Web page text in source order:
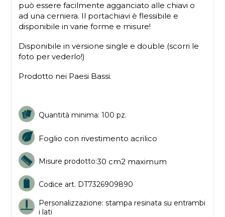
può essere facilmente agganciato alle chiavi o
ad una cerniera. Il portachiavi è flessibile e
disponibile in varie forme e misure!
Disponibile in versione single e double (scorri le
foto per vederlo!)
Prodotto nei Paesi Bassi.
Quantità minima: 100 pz.
Foglio con rivestimento acrilico
Misure prodotto:30 cm2 maximum
Codice art. DT7326909890
Personalizzazione: stampa resinata su entrambi
i lati